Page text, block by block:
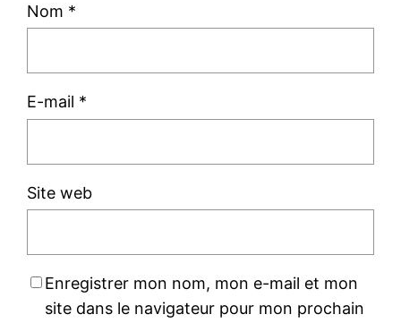
Nom *
E-mail *
Site web
Enregistrer mon nom, mon e-mail et mon
site dans le navigateur pour mon prochain